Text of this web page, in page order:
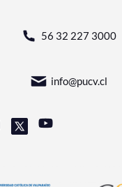
56 32 227 3000
info@pucv.cl